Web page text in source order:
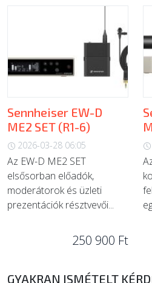
Sennheiser EW-D
ME2 SET (R1-6)
2026-03-28 06:05
Az EW-D ME2 SET
elsősorban előadók,
moderátorok és üzleti
prezentációk résztvevői...
250 900 Ft
GYAKRAN ISMÉTELT